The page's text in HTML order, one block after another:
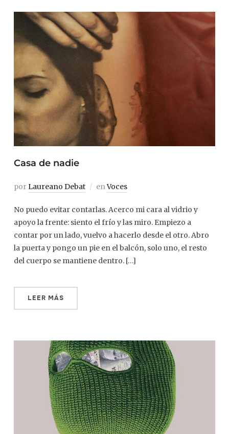
Casa de nadie
porLaureano Debat enVoces
No puedo evitar contarlas. Acerco mi cara al vidrio y
apoyo la frente: siento el frío y las miro. Empiezo a
contar por un lado, vuelvo a hacerlo desde el otro. Abro
la puerta y pongo un pie en el balcón, solo uno, el resto
del cuerpo se mantiene dentro. […]
LEER MÁS